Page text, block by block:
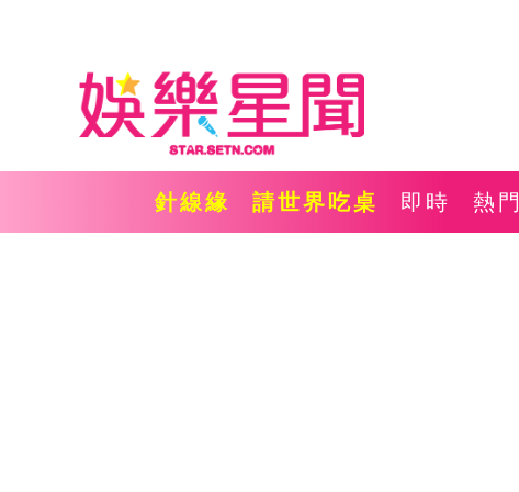
針線緣 請世界吃桌 即時 熱門